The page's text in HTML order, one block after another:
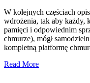
W kolejnych częściach
wdrożenia, tak aby każdy,
pamięci i odpowiednim
chmurze), mógł
kompletną platformę
Read More